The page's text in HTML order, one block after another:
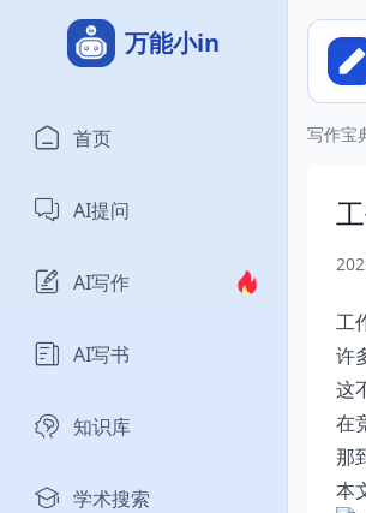
万能小in
首页
AI提问
AI写作
AI写书
知识库
学术搜索
写作宝
工
许
这
在
那
本